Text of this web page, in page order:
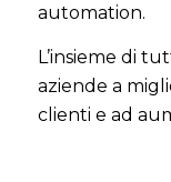
automation.
L’insieme di
aziende a
clienti e ad